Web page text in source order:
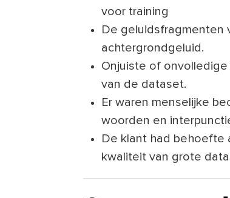
voor training
De geluidsfragmenten
achtergrondgeluid.
Onjuiste of
van de dataset.
Er waren menselijke
woorden en
De klant had behoefte
kwaliteit van grote